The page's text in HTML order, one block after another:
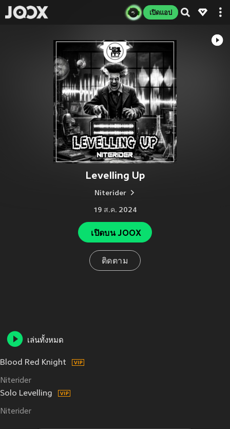
เปิดแอป
Levelling Up
Niterider
19 ส.ค. 2024
เปิดบน JOOX
ติดตาม
เล่นทั้งหมด
Blood Red Knight
Niterider
Solo Levelling
Niterider